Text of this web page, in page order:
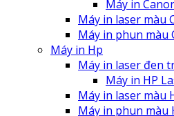
Máy in
Máy in laser màu
Máy in phun màu
Máy in Hp
Máy in laser đen
Máy in HP
Máy in laser màu
Máy in phun màu